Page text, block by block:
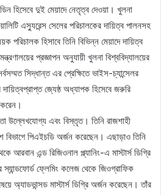
হিসেবে দুই মেয়াদে নেতৃত্ব দেওয়া। খুলনা
এস্যুরেন্স সেলের পরিচালকের দায়িত্ব পালনসহ
পরিচালক হিসাবে তিনি বিভিন্ন মেয়াদে দায়িত্ব
প্রজ্ঞাপন অনুযায়ী খুলনা বিশ্ববিদ্যালয়ের
সিদ্ধান্ত এর প্রেক্ষিতে ভাইস-চ্যান্সেলর
জ্যেষ্ঠ অধ্যাপক হিসেবে জরুরি
উল্লেখযোগ্য এবং বিস্তৃত। তিনি রাজশাহী
বিভাগে পিএইচডি অর্জন করেছেন। এছাড়াও তিনি
আরবান এন্ড রিজিওনাল প্ল্যানিং-এ মাস্টার্স ডিগ্রি
ফ্লেমিং কলেজ থেকে জিওগ্রাফিক
অ্যাডভান্সড মাস্টার্স ডিগ্রি অর্জন করেছেন। তাঁর